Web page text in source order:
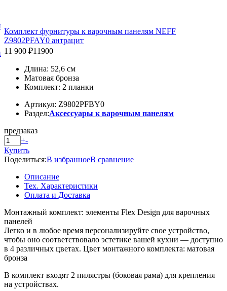
Комплект фурнитуры к варочным панелям NEFF
Z9802PFAY0 антрацит
11 900 ₽11900
Длина: 52,6 см
Матовая бронза
Комплект: 2 планки
Артикул: Z9802PFBY0
Раздел:Аксессуары к варочным панелям
предзаказ
+-
Купить
Поделиться:В избранноеВ сравнение
Описание
Тех. Характеристики
Оплата и Доставка
Монтажный комплект: элементы Flex Design для варочных
панелей
Легко и в любое время персонализируйте свое устройство,
чтобы оно соответствовало эстетике вашей кухни — доступно
в 4 различных цветах. Цвет монтажного комплекта: матовая
бронза
В комплект входят 2 пилястры (боковая рама) для крепления
на устройствах.